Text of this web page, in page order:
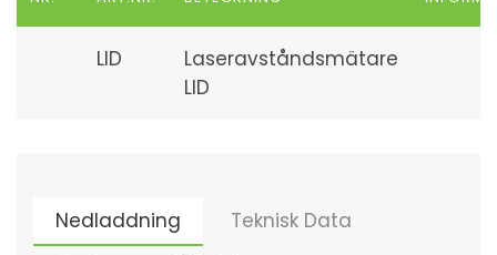
LID
Laseravståndsmätare
LID
Nedladdning
Teknisk Data